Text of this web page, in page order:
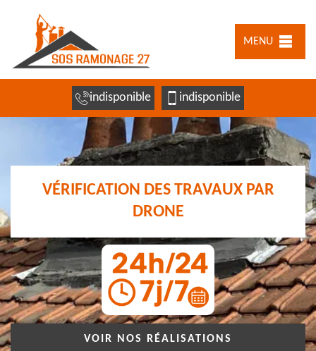
MENU
indisponible indisponible
VÉRIFICATION DES TRAVAUX PAR
DRONE
VOIR NOS RÉALISATIONS